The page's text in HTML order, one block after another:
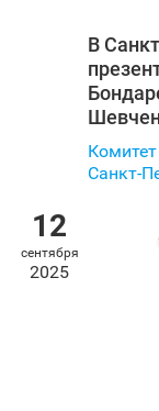
В
12
сентября
2025